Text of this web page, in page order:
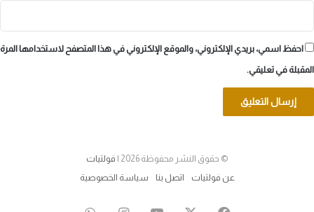
احفظ اسمي، بريدي الإلكتروني، والموقع الإلكتروني في هذا المتصفح لاستخدامها المرة
المقبلة في تعليقي.
© حقوق النشر محفوظة 2026 |
فولتيات
عن فولتيات
اتصل بنا سياسة الخصوصية